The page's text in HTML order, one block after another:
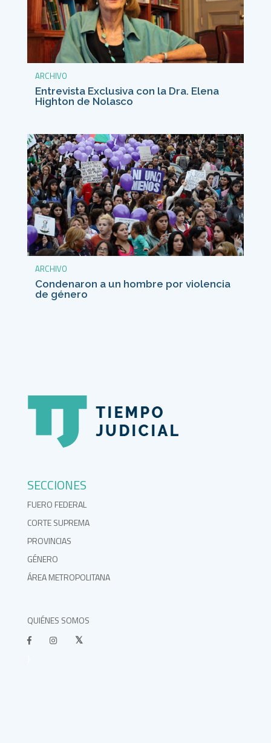
ARCHIVO
Entrevista Exclusiva con la Dra. Elena
Highton de Nolasco
ARCHIVO
Condenaron a un hombre por violencia
de género
SECCIONES
FUERO FEDERAL
CORTE SUPREMA
PROVINCIAS
GÉNERO
ÁREA METROPOLITANA
QUIÉNES SOMOS